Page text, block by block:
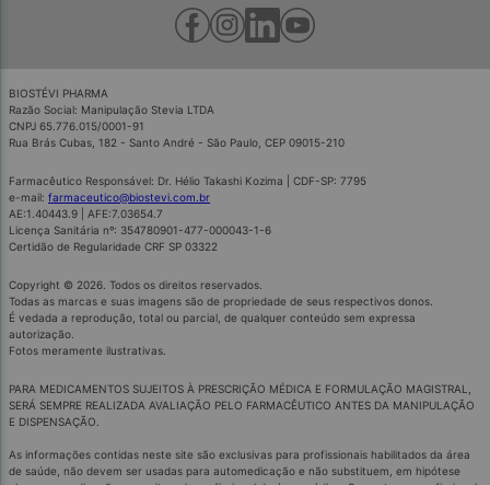
BIOSTÉVI PHARMA
Razão Social: Manipulação Stevia LTDA
CNPJ 65.776.015/0001-91
Rua Brás Cubas, 182 - Santo André - São Paulo, CEP 09015-210
Farmacêutico Responsável: Dr. Hélio Takashi Kozima | CDF-SP: 7795
e-mail: farmaceutico@biostevi.com.br
AE:1.40443.9 | AFE:7.03654.7
Licença Sanitária nº: 354780901-477-000043-1-6
Certidão de Regularidade CRF SP 03322
Copyright © 2026. Todos os direitos reservados.
Todas as marcas e suas imagens são de propriedade de seus respectivos donos.
É vedada a reprodução, total ou parcial, de qualquer conteúdo sem expressa
autorização.
Fotos meramente ilustrativas.
PARA MEDICAMENTOS SUJEITOS À PRESCRIÇÃO MÉDICA E FORMULAÇÃO MAGISTRAL,
SERÁ SEMPRE REALIZADA AVALIAÇÃO PELO FARMACÊUTICO ANTES DA MANIPULAÇÃO
E DISPENSAÇÃO.
As informações contidas neste site são exclusivas para profissionais habilitados da área
de saúde, não devem ser usadas para automedicação e não substituem, em hipótese